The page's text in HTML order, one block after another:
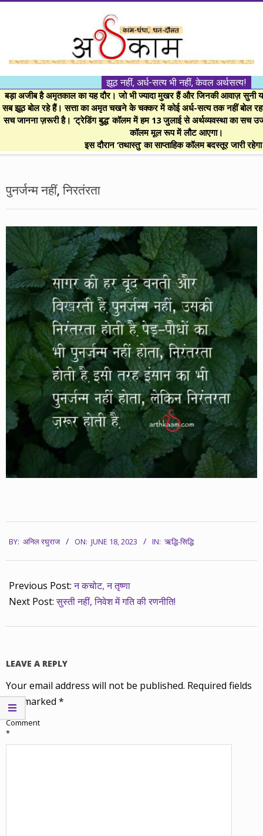
।।
अर्थकाम।।
BE
FINANCIALLY
CLEVER!
झूठ नहीं, अर्ध-सत्य भी नहीं, केवल अर्थसत्य!
बड़ा अजीब है अमृतकाल का यह दौर। जो भी ज्यादा मुखर हैं और जिनकी आवाज़ सुनी
सब झूठ बोल रहे हैं। सत्ता का अमृत चखने के चक्कर में कोई अर्ध-सत्य तक नहीं बोल
सच जानना ज़रूरी है। ‘ट्रेडिंग बुद्ध’ कॉलम में हम 13 जुलाई से अर्थव्यवस्था का सच
कॉलम मूल रूप में लौट आएगा।
इस दौरान ‘तथास्तु’ का साप्ताहिक कॉलम बदस्तूर जारी
Menu
पुनर्जन्म नहीं, निरतंरता
06-
18
BY: अनिल रघुराज ON: JUNE 18, 2023 IN: ऋद्धि-सिद्धि
Previous Post:न कचोट, न तृष्णा
Next Post:सुस्ती नहीं, निवेश में गति की रणनीति!
LEAVE A REPLY
Your email address will not be published. Required fields
are marked *
Comment
*